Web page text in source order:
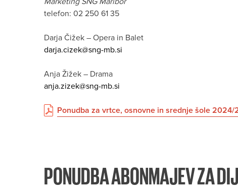
telefon: 02 250 61 35
Darja Čižek – Opera in Balet
darja.cizek@sng-mb.si
Anja Žižek – Drama
anja.zizek@sng-mb.si
Ponudba za vrtce, osnovne in srednje šole 2024/
PONUDBA ABONMAJEV ZA